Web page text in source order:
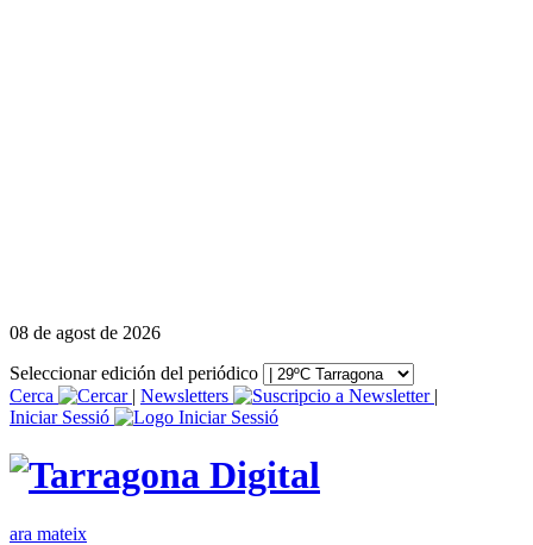
08 de agost de 2026
Seleccionar edición del periódico
Cerca
| Newsletters
|
Iniciar Sessió
ara mateix